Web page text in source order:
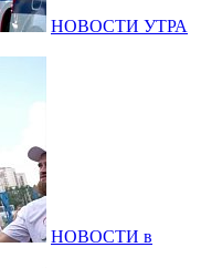
НОВОСТИ УТРА
НОВОСТИ в